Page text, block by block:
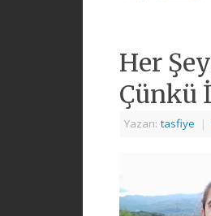
Her
Çünkü
Yazarı:tasfiye |